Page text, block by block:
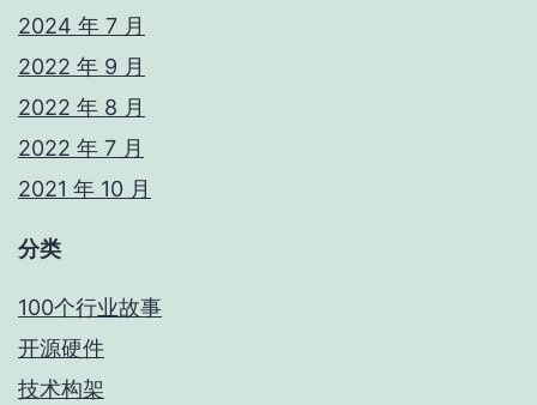
2024 年 7 月
2022 年 9 月
2022 年 8 月
2022 年 7 月
2021 年 10 月
分类
100个行业故事
开源硬件
技术构架